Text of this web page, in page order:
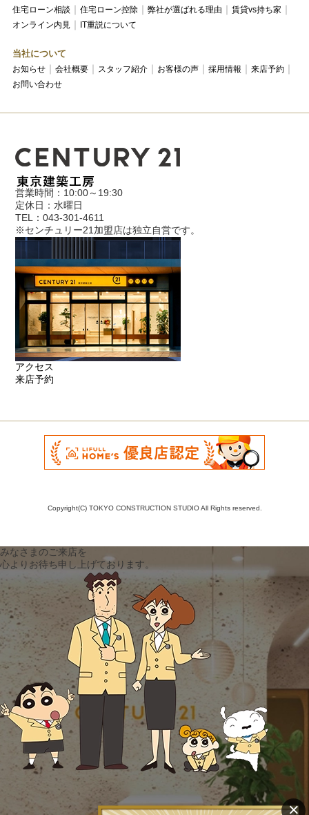
住宅ローン相談 住宅ローン控除 弊社が選ばれる理由
賃貸vs持ち家
オンライン内見
IT重説について
当社について
お知らせ 会社概要 スタッフ紹介 お客様の声 採用情報
来店予約
お問い合わせ
営業時間：10:00～19:30
定休日：水曜日
TEL：043-301-4611
※センチュリー21加盟店は独立自営です。
アクセス
来店予約
Copyright(C) TOKYO CONSTRUCTION STUDIO All Rights reserved.
みなさまのご来店を
心よりお待ち申し上げております。
×